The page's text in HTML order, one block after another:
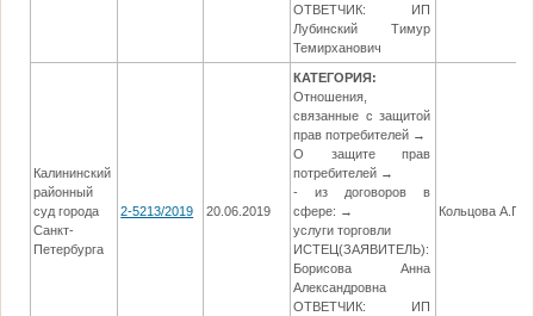
ОТВЕТЧИК: ИП
Лубинский Тимур
Темирханович
Калининский
районный
суд города
Санкт-
Петербурга
2-5213/2019 20.06.2019
КАТЕГОРИЯ:
Отношения,
связанные с защитой
прав потребителей →
О защите прав
потребителей →
- из договоров в
сфере: →
услуги торговли
ИСТЕЦ(ЗАЯВИТЕЛЬ):
Борисова Анна
Александровна
ОТВЕТЧИК: ИП
Кольцова А.Г.